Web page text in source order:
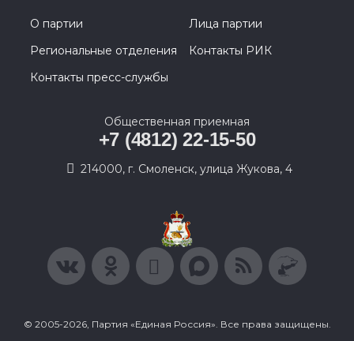
О партии
Лица партии
Региональные отделения
Контакты РИК
Контакты пресс-службы
Общественная приемная
+7 (4812) 22-15-50
214000, г. Смоленск, улица Жукова, 4
© 2005-2026, Партия «Единая Россия». Все права защищены.